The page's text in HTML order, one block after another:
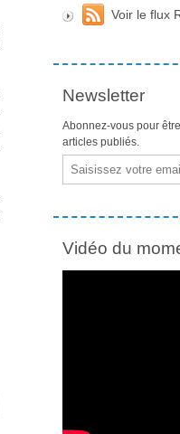
Voir le flux
Newsletter
Abonnez-vous pour
articles publiés.
Email
Vidéo du